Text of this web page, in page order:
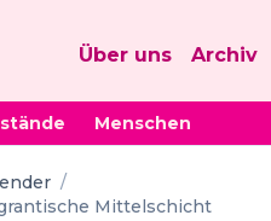
Über uns Archiv
Menschen
/
Mittelschicht